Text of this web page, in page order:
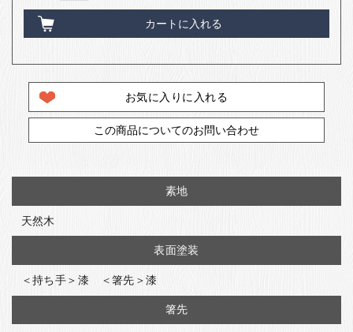
カートに入れる
お気に入りに入れる
この商品についてのお問い合わせ
素地
天然木
表面塗装
＜持ち手＞漆 ＜箸先＞漆
箸先